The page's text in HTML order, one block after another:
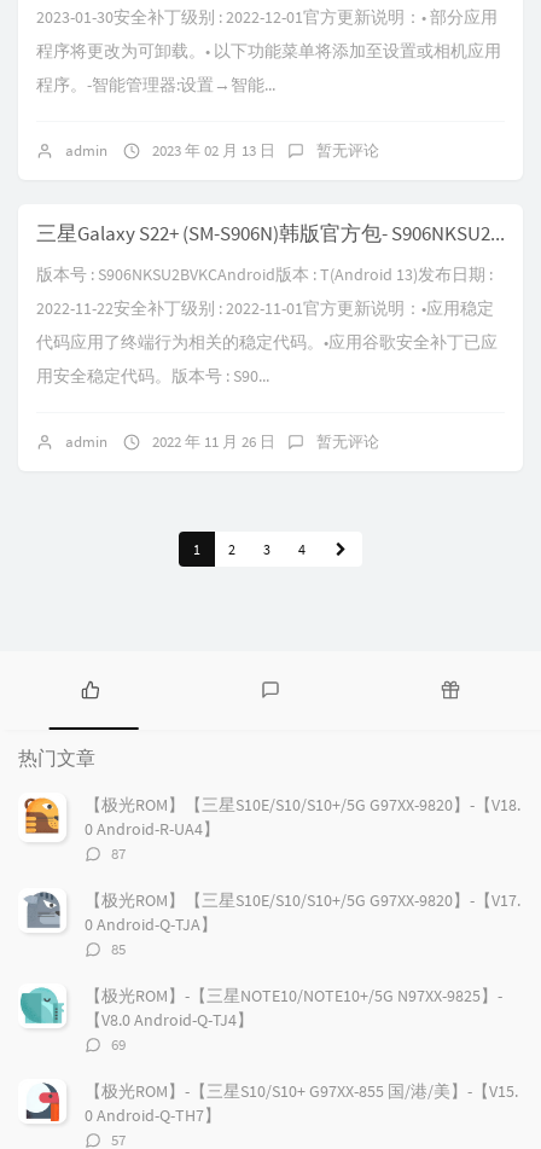
2023-01-30安全补丁级别 : 2022-12-01官方更新说明：• 部分应用
程序将更改为可卸载。• 以下功能菜单将添加至设置或相机应用
程序。-智能管理器:设置→智能...
admin 2023 年 02 月 13 日 暂无评论
三星Galaxy S22+ (SM-S906N)韩版官方包- S906NKSU2BVKC
版本号 : S906NKSU2BVKCAndroid版本 : T(Android 13)发布日期 :
2022-11-22安全补丁级别 : 2022-11-01官方更新说明：•应用稳定
代码应用了终端行为相关的稳定代码。•应用谷歌安全补丁已应
用安全稳定代码。版本号 : S90...
admin 2022 年 11 月 26 日 暂无评论
1 2 3 4
热
门
文
章
论
章
热门文章
【极光ROM】【三星S10E/S10/S10+/5G G97XX-9820】-【V18.
0 Android-R-UA4】
评
数：
87
【极光ROM】【三星S10E/S10/S10+/5G G97XX-9820】-【V17.
0 Android-Q-TJA】
评
数：
85
【极光ROM】-【三星NOTE10/NOTE10+/5G N97XX-9825】-
【V8.0 Android-Q-TJ4】
评
数：
69
【极光ROM】-【三星S10/S10+ G97XX-855 国/港/美】-【V15.
0 Android-Q-TH7】
评
57